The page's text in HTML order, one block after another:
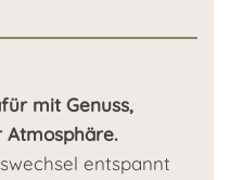
mit Genuss,
Atmosphäre.
entspannt